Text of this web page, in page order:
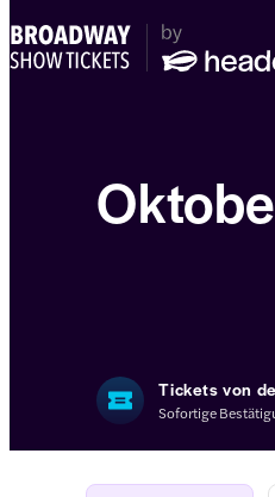
Tickets von
Sofortige